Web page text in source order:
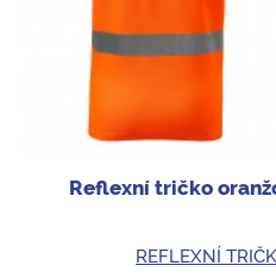
Reflexní tričko
REFLEXNÍ